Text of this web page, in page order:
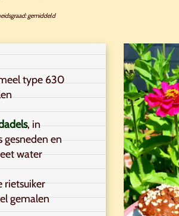
gemiddeld
type 630
, in
gesneden en
water
rietsuiker
gemalen